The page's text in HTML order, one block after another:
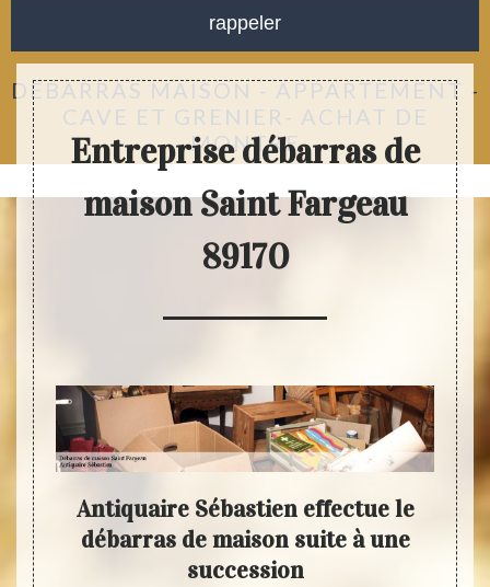
DÉBARRAS MAISON - APPARTEMENT -
CAVE ET GRENIER- ACHAT DE
MONTRE
Entreprise débarras de
maison Saint Fargeau
89170
Antiquaire Sébastien effectue le
débarras de maison suite à une
succession
de